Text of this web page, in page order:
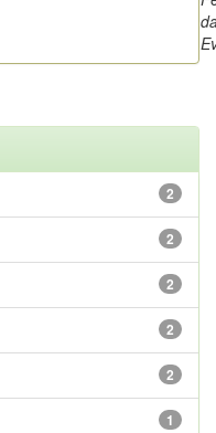
2
2
2
2
2
1